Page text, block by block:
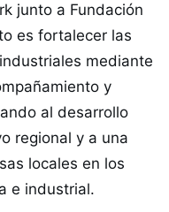
junto a Fundación
es fortalecer las
mediante
y
al desarrollo
regional y a una
locales en los
e industrial.